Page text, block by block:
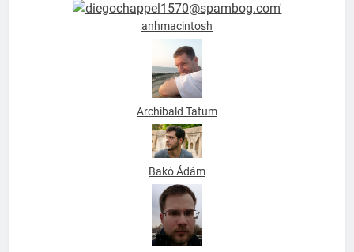
anhmacintosh
Archibald Tatum
Bakó Ádám